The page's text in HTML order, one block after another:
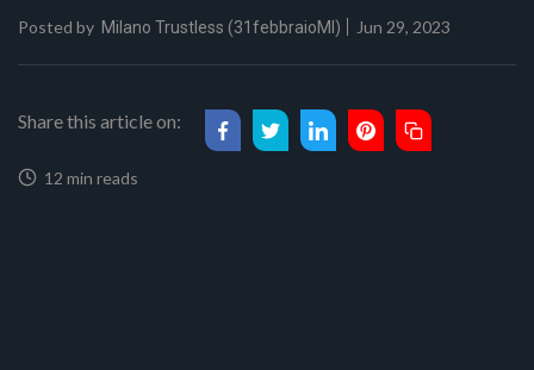
Posted by Milano Trustless (31febbraioMI) Jun 29, 2023
Share this article on:
12 min reads